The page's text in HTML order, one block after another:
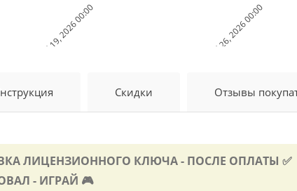
Jul 19, 2026 00:00 Jul 26, 2026 00:00
Скидки Отзывы
ЛИЦЕНЗИОННОГО КЛЮЧА - ПОСЛЕ ОПЛАТЫ ✅
- ИГРАЙ 🎮